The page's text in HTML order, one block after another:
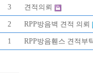
3 견적의뢰
2 RPP방음벽 견적 의뢰
1 RPP방음휀스 견적부